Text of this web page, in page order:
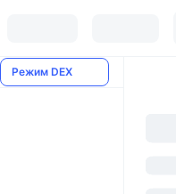
Режим DEX